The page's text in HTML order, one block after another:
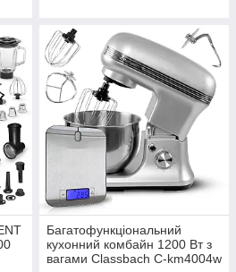
Багатофункціональний
кухонний комбайн 1200 Вт з
вагами Classbach C-km4004w